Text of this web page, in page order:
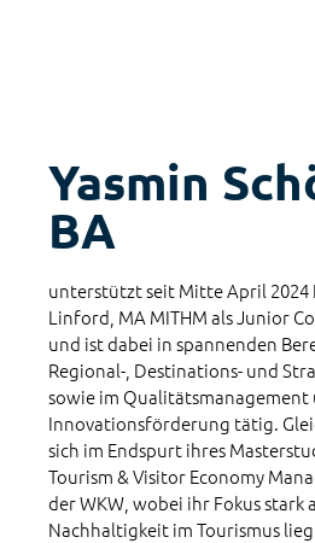
Yasmin
BA
unterstützt seit Mitte April 2024
Linford, MA MITHM als Junior
und ist dabei in spannenden
Regional-, Destinations- und
sowie im Qualitätsmanagement
Innovationsförderung tätig.
sich im Endspurt ihres
Tourism & Visitor Economy
der WKW, wobei ihr Fokus stark
Nachhaltigkeit im Tourismus